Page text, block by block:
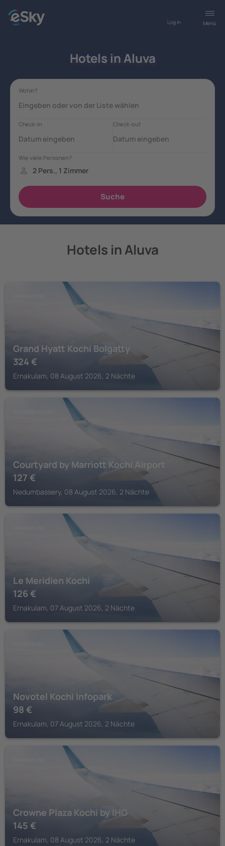
Menü
Log in
Hotels in Aluva
Hotels in Aluva
Grand Hyatt Kochi Bolgatty
324 €
Ernakulam, 08 August 2026, 2 Nächte
Courtyard by Marriott Kochi Airport
127 €
Nedumbassery, 08 August 2026, 2 Nächte
Le Meridien Kochi
126 €
Ernakulam, 07 August 2026, 2 Nächte
Novotel Kochi Infopark
98 €
Ernakulam, 07 August 2026, 2 Nächte
Crowne Plaza Kochi by IHG
145 €
Ernakulam, 08 August 2026, 2 Nächte